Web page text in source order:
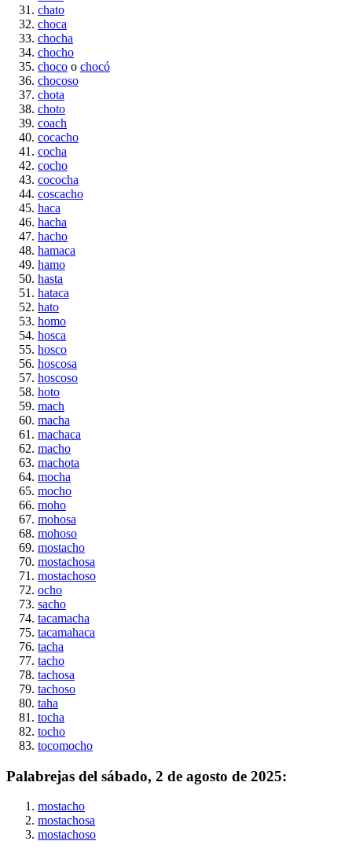
chato
choca
chocha
chocho
choco o chocó
chocoso
chota
choto
coach
cocacho
cocha
cocho
cococha
coscacho
haca
hacha
hacho
hamaca
hamo
hasta
hataca
hato
homo
hosca
hosco
hoscosa
hoscoso
hoto
mach
macha
machaca
macho
machota
mocha
mocho
moho
mohosa
mohoso
mostacho
mostachosa
mostachoso
ocho
sacho
tacamacha
tacamahaca
tacha
tacho
tachosa
tachoso
taha
tocha
tocho
tocomocho
Palabrejas del sábado, 2 de agosto de 2025:
mostacho
mostachosa
mostachoso